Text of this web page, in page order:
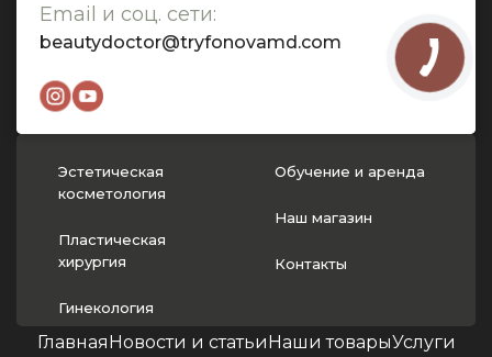
Эстетическая
косметология
Пластическая
хирургия
Гинекология
Обучение и аренда
Наш магазин
Контакты
ГлавнаяНовости и статьиНаши товарыУслуги
Email и соц. сети:
beautydoctor@tryfonovamd.com